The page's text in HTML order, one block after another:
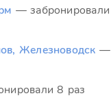
— забронировали
Железноводск —
8 раз